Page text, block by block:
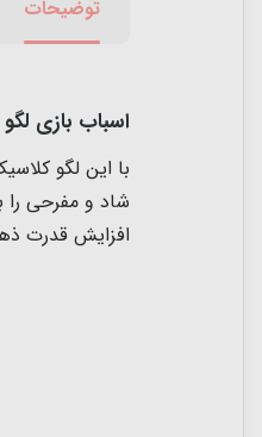
توضیحات
اسباب بازی لگو
افزایش قدرت